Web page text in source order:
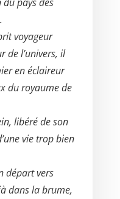
voyageur
de l’univers, il
en éclaireur
du royaume de
libéré de son
vie trop bien
départ vers
dans la brume,